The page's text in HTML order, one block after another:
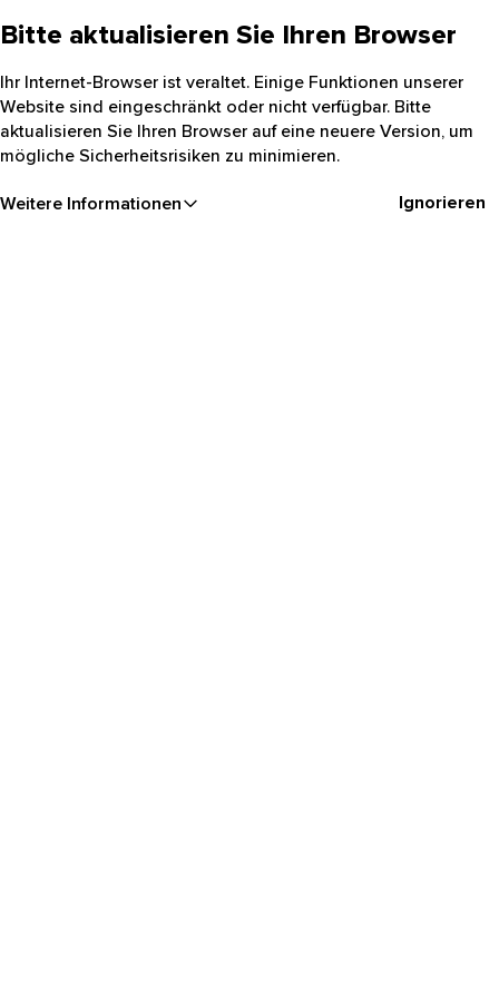
Bitte aktualisieren Sie Ihren Browser
Ihr Internet-Browser ist veraltet. Einige Funktionen unserer
Website sind eingeschränkt oder nicht verfügbar. Bitte
aktualisieren Sie Ihren Browser auf eine neuere Version, um
mögliche Sicherheitsrisiken zu minimieren.
Weitere Informationen Ignorieren